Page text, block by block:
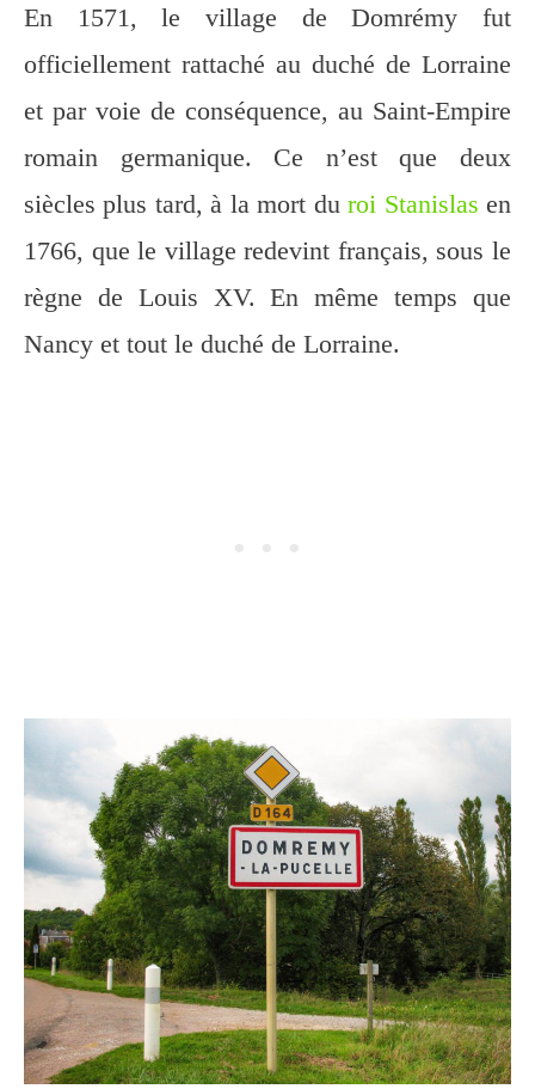
En 1571, le village de Domrémy fut
officiellement rattaché au duché de Lorraine
et par voie de conséquence, au Saint-Empire
romain germanique. Ce n’est que deux
siècles plus tard, à la mort duroi Stanislas en
1766, que le village redevint français, sous le
règne de Louis XV. En même temps que
Nancy et tout le duché de Lorraine.